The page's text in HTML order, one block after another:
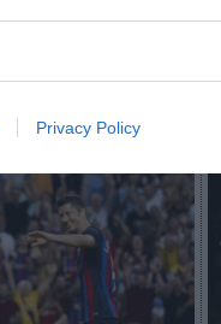
Privacy Policy